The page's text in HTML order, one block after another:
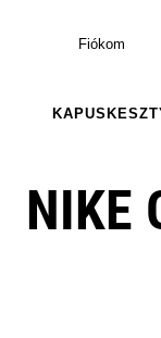
Fiókom
NIKE